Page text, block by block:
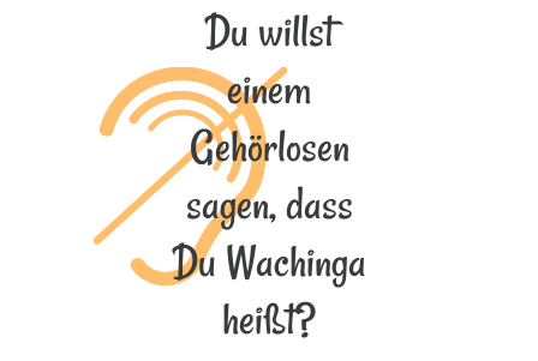
Du willst
einem
Gehörlosen
sagen, dass
Du Wachinga
heißt?